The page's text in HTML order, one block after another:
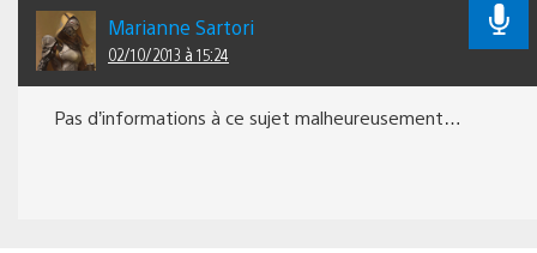
Marianne Sartori
02/10/2013 à 15:24
Pas d’informations à ce sujet malheureusement…